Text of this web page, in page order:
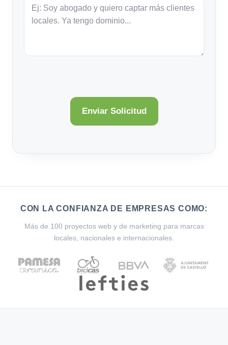
CON LA CONFIANZA DE EMPRESAS COMO:
Más de 100 proyectos web y de marketing para marcas
locales, nacionales e internacionales.